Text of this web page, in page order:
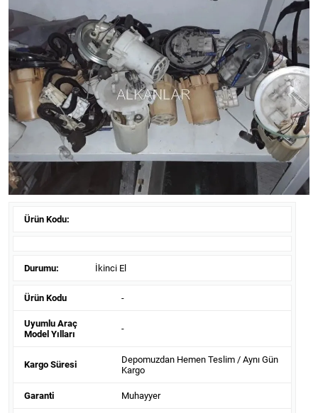
Ürün Kodu:
Durumu: İkinci El
Ürün Kodu -
Uyumlu Araç
Model Yılları
-
Kargo Süresi
Depomuzdan Hemen Teslim / Aynı Gün
Kargo
Garanti Muhayyer